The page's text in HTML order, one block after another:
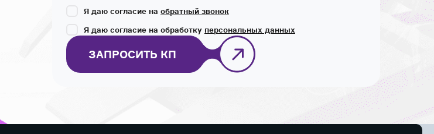
Я даю согласие на обратный звонок
Я даю согласие на обработку персональных данных
ЗАПРОСИТЬ КП